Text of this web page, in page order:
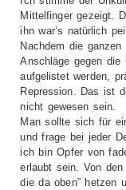
Mittelfinger gezeigt.
ihn war’s natürlich
Nachdem die
Anschläge gegen
aufgelistet werden,
Repression. Das ist
nicht gewesen sein.
Man sollte sich für
und frage bei jeder
ich bin Opfer von
erlaubt sein. Von
die da oben” hetzen